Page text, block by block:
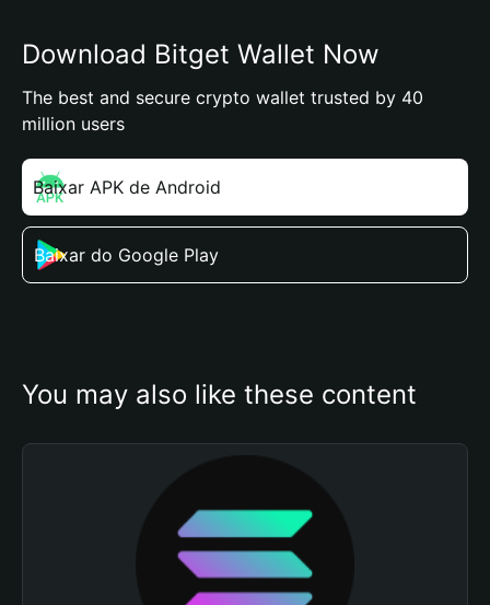
Download Bitget Wallet Now
The best and secure crypto wallet trusted by 40
million users
Baixar APK de Android
Baixar do Google Play
You may also like these content